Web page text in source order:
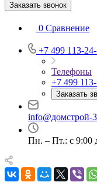
Заказать звонок
0 Сравнение
+7 499 113-
Телефоны
+7 499
Заказать
info@домстрой-
Пн. – Пт.: с 9:00